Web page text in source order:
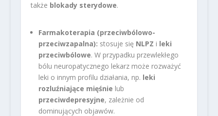
także blokady sterydowe.
Farmakoterapia (przeciwbólowo-
przeciwzapalna): stosuje się NLPZ i leki
przeciwbólowe. W przypadku przewlekłego
bólu neuropatycznego lekarz może rozważyć
leki o innym profilu działania, np. leki
rozluźniające mięśnie lub
przeciwdepresyjne, zależnie od
dominujących objawów.